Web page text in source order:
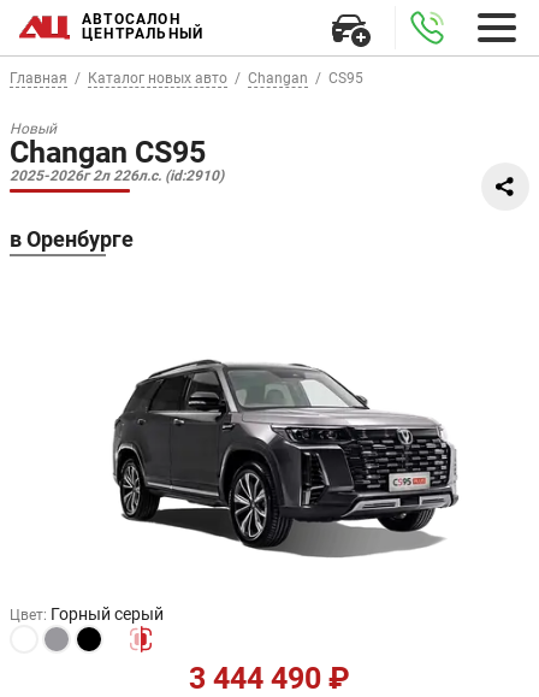
АВТОСАЛОН
ЦЕНТРАЛЬНЫЙ
Главная Каталог новых авто Changan CS95
Новый
Changan CS95
2025-2026г 2л 226л.с. (id:2910)
в Оренбурге
Цвет: Горный серый
3 444 490 ₽